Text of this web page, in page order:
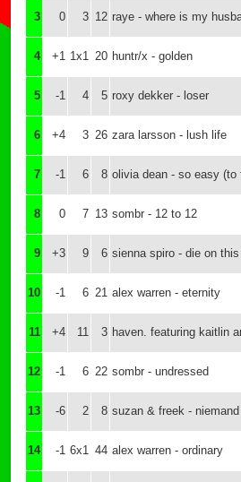
3 0 3 12 raye - where is my
4 +1 1x1 20 huntr/x - golden
5 -1 4 5 roxy dekker - loser
6 +4 3 26 zara larsson - lush life
7 -1 6 8 olivia dean - so easy (to
8 0 7 13 sombr - 12 to 12
9 +3 9 6 sienna spiro - die on this
10 -1 6 21 alex warren - eternity
11 +4 11 3 haven. featuring kaitlin
12 -1 6 22 sombr - undressed
13 -6 2 8 suzan & freek - niemand
14 -1 6x1 44 alex warren - ordinary